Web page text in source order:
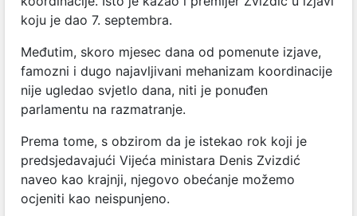
koju je dao 7. septembra.
Međutim, skoro mjesec dana od pomenute izjave,
famozni i dugo najavljivani mehanizam koordinacije
nije ugledao svjetlo dana, niti je ponuđen
parlamentu na razmatranje.
Prema tome, s obzirom da je istekao rok koji je
predsjedavajući Vijeća ministara Denis Zvizdić
naveo kao krajnji, njegovo obećanje možemo
ocjeniti kao neispunjeno.